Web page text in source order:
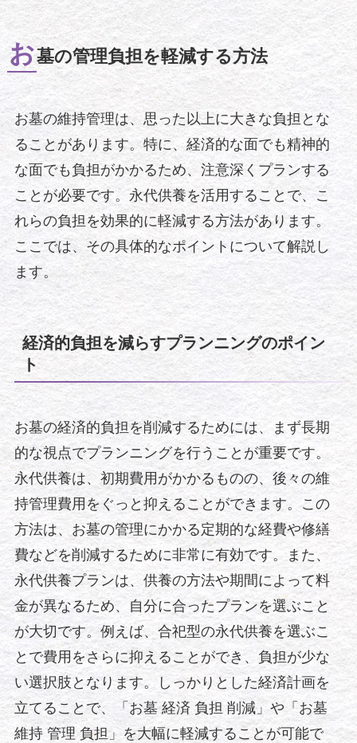
お墓の管理負担を軽減する方法
お墓の維持管理は、思った以上に大きな負担とな
ることがあります。特に、経済的な面でも精神的
な面でも負担がかかるため、注意深くプランする
ことが必要です。永代供養を活用することで、こ
れらの負担を効果的に軽減する方法があります。
ここでは、その具体的なポイントについて解説し
ます。
経済的負担を減らすプランニングのポイン
ト
お墓の経済的負担を削減するためには、まず長期
的な視点でプランニングを行うことが重要です。
永代供養は、初期費用がかかるものの、後々の維
持管理費用をぐっと抑えることができます。この
方法は、お墓の管理にかかる定期的な経費や修繕
費などを削減するために非常に有効です。また、
永代供養プランは、供養の方法や期間によって料
金が異なるため、自分に合ったプランを選ぶこと
が大切です。例えば、合祀型の永代供養を選ぶこ
とで費用をさらに抑えることができ、負担が少な
い選択肢となります。しっかりとした経済計画を
立てることで、「お墓 経済 負担 削減」や「お墓
維持 管理 負担」を大幅に軽減することが可能で